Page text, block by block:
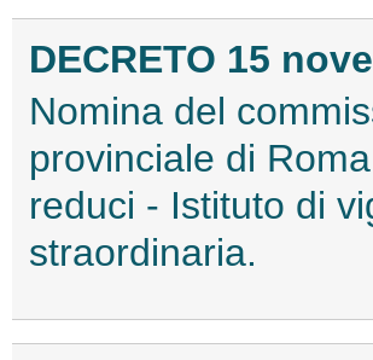
DECRETO 15
Nomina del
provinciale di
reduci - Istituto di
straordinaria.